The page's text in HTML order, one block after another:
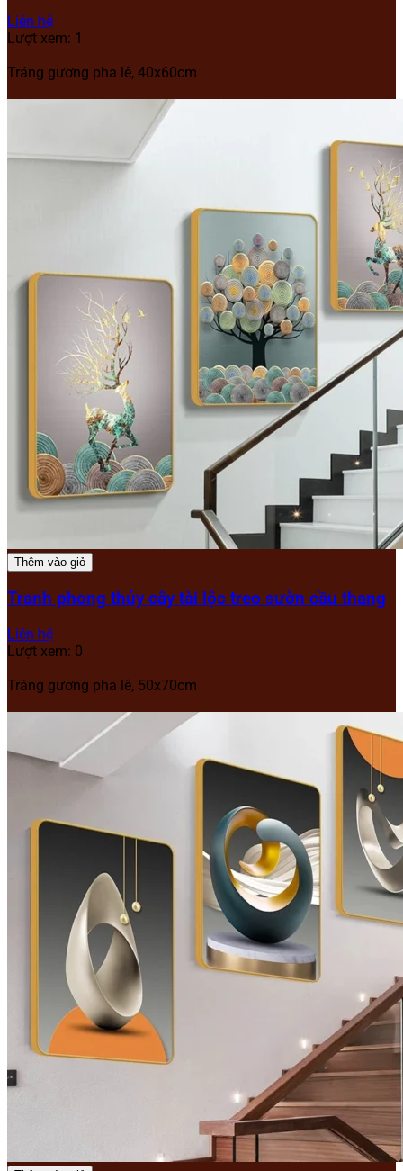
Liên hệ
Lượt xem: 1
Tráng gương pha lê, 40x60cm
Thêm vào giỏ
Tranh phong thủy cây tài lộc treo sườn cầu thang
Liên hệ
Lượt xem: 0
Tráng gương pha lê, 50x70cm